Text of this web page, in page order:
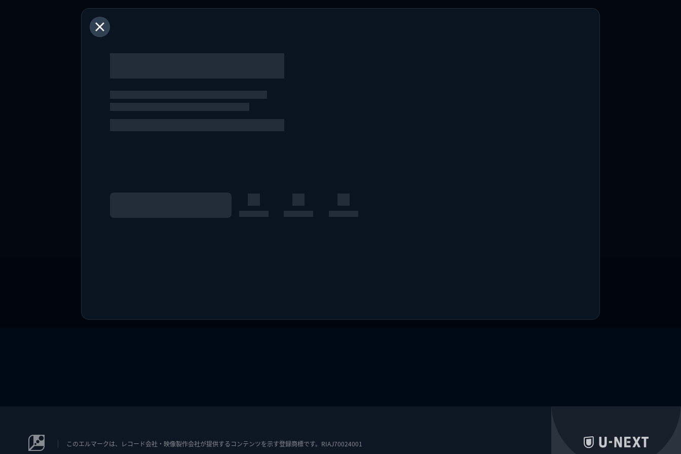
このエルマークは、レコード会社・映像製作会社が提供するコンテンツを示す登録商標です。RIAJ70024001